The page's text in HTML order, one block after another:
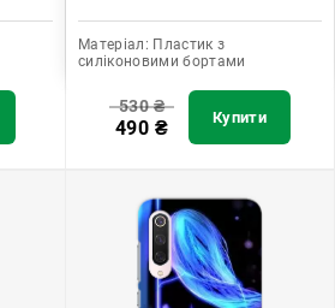
Матеріал: Пластик з
силіконовими бортами
530₴
490 ₴ Купити